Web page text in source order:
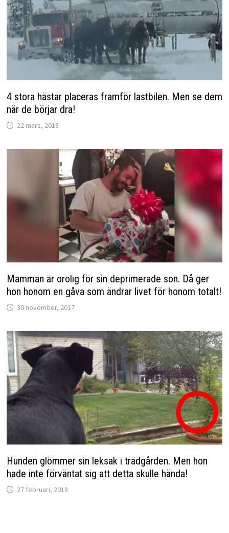
4 stora hästar placeras framför lastbilen. Men se dem
när de börjar dra!
22 mars, 2018
Mamman är orolig för sin deprimerade son. Då ger
hon honom en gåva som ändrar livet för honom totalt!
30 november, 2017
Hunden glömmer sin leksak i trädgården. Men hon
hade inte förväntat sig att detta skulle hända!
27 februari, 2018